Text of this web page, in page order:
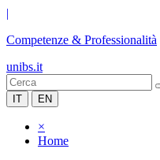
|
Competenze & Professionalità
unibs.it
IT EN
×
Home